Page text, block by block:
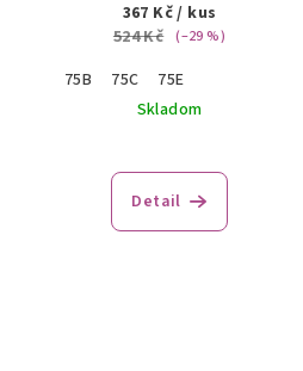
367 Kč/ kus
524 Kč (–29 %)
75B 75C
75E
Skladom
Detail